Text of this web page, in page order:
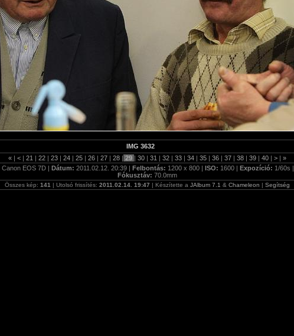
IMG 3632
« | < | 21 | 22 | 23 | 24 | 25 | 26 | 27 | 28 | 29 | 30 | 31 | 32 | 33 | 34 | 35 | 36 | 37 | 38 | 39 | 40 | > | »
Canon EOS 7D | Dátum: 2011.02.12. 20:39 | Felbontás: 1200 x 800 | ISO: 1600 | Expozíció: 1/60s |
Fókusztáv: 70.0mm
Összes kép: 141 | Utolsó frissítés: 2011.02.14. 19:47 | Készítette a JAlbum 7.1 & Chameleon | Segítség